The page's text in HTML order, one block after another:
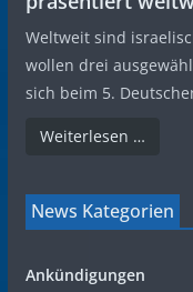
Weltweit sind
wollen drei
sich beim 5.
Weiterlesen …
News Kategorien
Ankündigungen